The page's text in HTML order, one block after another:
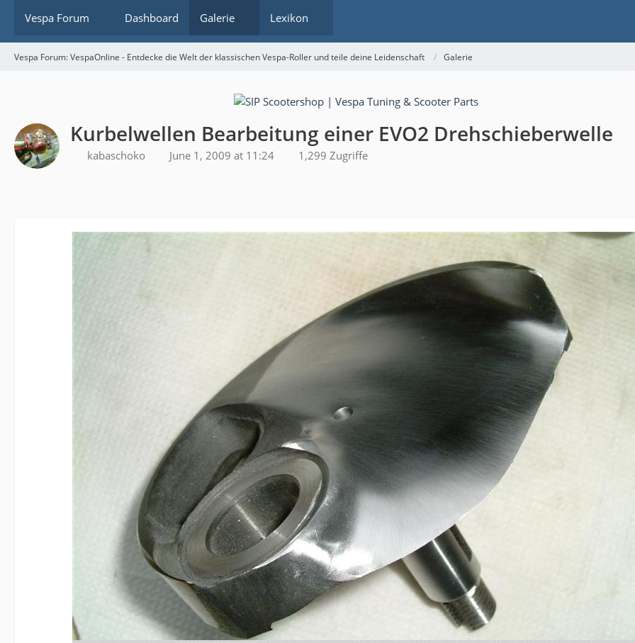
Vespa Forum Dashboard Galerie Lexikon
Vespa Forum: VespaOnline - Entdecke die Welt der klassischen Vespa-Roller und teile deine Leidenschaft Galerie
Kurbelwellen Bearbeitung einer EVO2 Drehschieberwelle
kabaschoko June 1, 2009 at 11:24 1,299 Zugriffe